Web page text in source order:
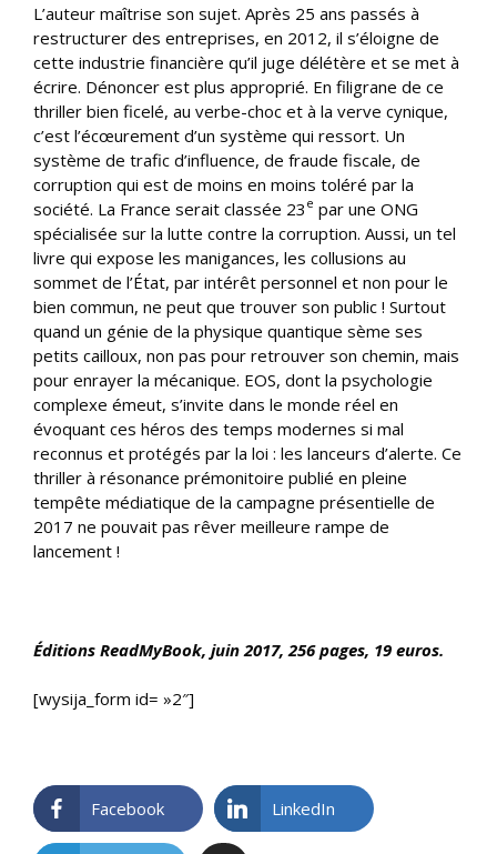
L’auteur maîtrise son sujet. Après 25 ans passés à
restructurer des entreprises, en 2012, il s’éloigne de
cette industrie financière qu’il juge délétère et se met à
écrire. Dénoncer est plus approprié. En filigrane de ce
thriller bien ficelé, au verbe-choc et à la verve cynique,
c’est l’écœurement d’un système qui ressort. Un
système de trafic d’influence, de fraude fiscale, de
corruption qui est de moins en moins toléré par la
société. La France serait classée 23 e par une ONG
spécialisée sur la lutte contre la corruption. Aussi, un tel
livre qui expose les manigances, les collusions au
sommet de l’État, par intérêt personnel et non pour le
bien commun, ne peut que trouver son public ! Surtout
quand un génie de la physique quantique sème ses
petits cailloux, non pas pour retrouver son chemin, mais
pour enrayer la mécanique. EOS, dont la psychologie
complexe émeut, s’invite dans le monde réel en
évoquant ces héros des temps modernes si mal
reconnus et protégés par la loi : les lanceurs d’alerte. Ce
thriller à résonance prémonitoire publié en pleine
tempête médiatique de la campagne présentielle de
2017 ne pouvait pas rêver meilleure rampe de
lancement !
Éditions ReadMyBook, juin 2017, 256 pages, 19 euros.
[wysija_form id= »2″]
Facebook LinkedIn